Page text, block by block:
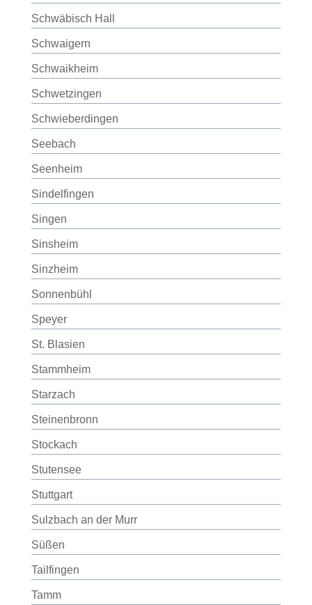
Schwäbisch Hall
Schwaigern
Schwaikheim
Schwetzingen
Schwieberdingen
Seebach
Seenheim
Sindelfingen
Singen
Sinsheim
Sinzheim
Sonnenbühl
Speyer
St. Blasien
Stammheim
Starzach
Steinenbronn
Stockach
Stutensee
Stuttgart
Sulzbach an der Murr
Süßen
Tailfingen
Tamm